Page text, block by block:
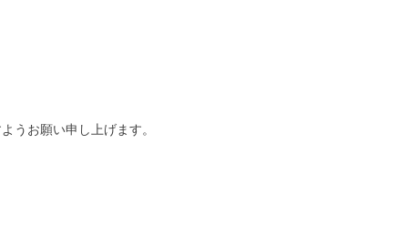
うお願い申し上げます。